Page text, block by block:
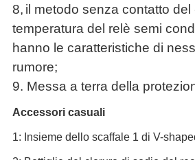
8, il metodo senza contatto
temperatura del relè semi
hanno le caratteristiche di
rumore;
9. Messa a terra della
Accessori casuali
1: Insieme dello scaffale 1 di V-